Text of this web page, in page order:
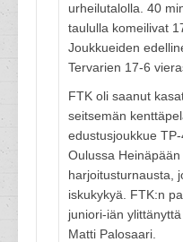
urheilutalolla. 40
taululla komeilivat
Joukkueiden
Tervarien 17-6
FTK oli saanut
seitsemän
edustusjoukkue
Oulussa
harjoitusturnausta,
iskukykyä. FTK:n
juniori-iän
Matti Palosaari.